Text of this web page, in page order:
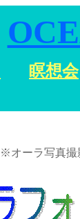
瞑想会
※オーラ写真